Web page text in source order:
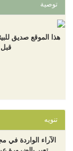
توصية
هذا الموقع صديق
تنويه
الآراء الواردة في